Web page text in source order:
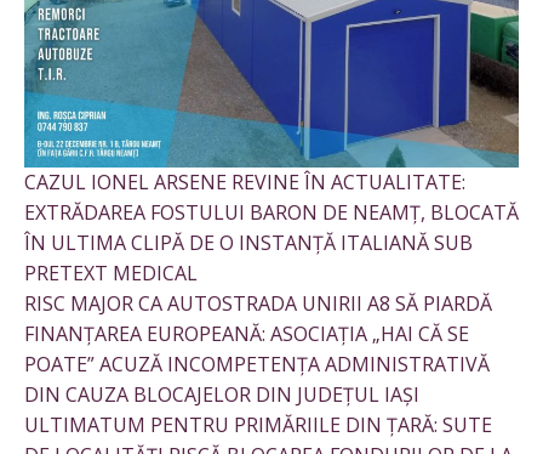
CAZUL IONEL ARSENE REVINE ÎN ACTUALITATE:
EXTRĂDAREA FOSTULUI BARON DE NEAMȚ, BLOCATĂ
ÎN ULTIMA CLIPĂ DE O INSTANȚĂ ITALIANĂ SUB
PRETEXT MEDICAL
RISC MAJOR CA AUTOSTRADA UNIRII A8 SĂ PIARDĂ
FINANȚAREA EUROPEANĂ: ASOCIAȚIA „HAI CĂ SE
POATE” ACUZĂ INCOMPETENȚA ADMINISTRATIVĂ
DIN CAUZA BLOCAJELOR DIN JUDEȚUL IAȘI
ULTIMATUM PENTRU PRIMĂRIILE DIN ȚARĂ: SUTE